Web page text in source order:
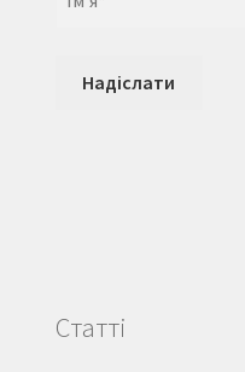
Статті